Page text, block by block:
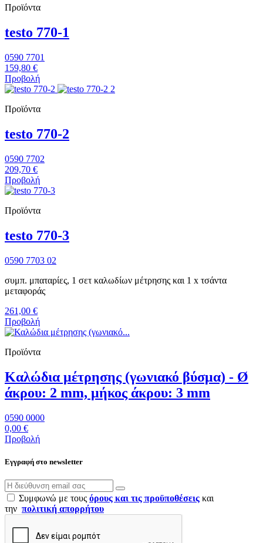
Προϊόντα
testo 770-1
0590 7701
159,80 €
Προβολή
Προϊόντα
testo 770-2
0590 7702
209,70 €
Προβολή
Προϊόντα
testo 770-3
0590 7703 02
συμπ. μπαταρίες, 1 σετ καλωδίων μέτρησης και 1 x τσάντα
μεταφοράς
261,00 €
Προβολή
Προϊόντα
Καλώδια μέτρησης (γωνιακό βύσμα) - Ø
άκρου: 2 mm, μήκος άκρου: 3 mm
0590 0000
0,00 €
Προβολή
Εγγραφή στο newsletter
Συμφωνώ με τους όρους και τις προϋποθέσεις και
την πολιτική απορρήτου